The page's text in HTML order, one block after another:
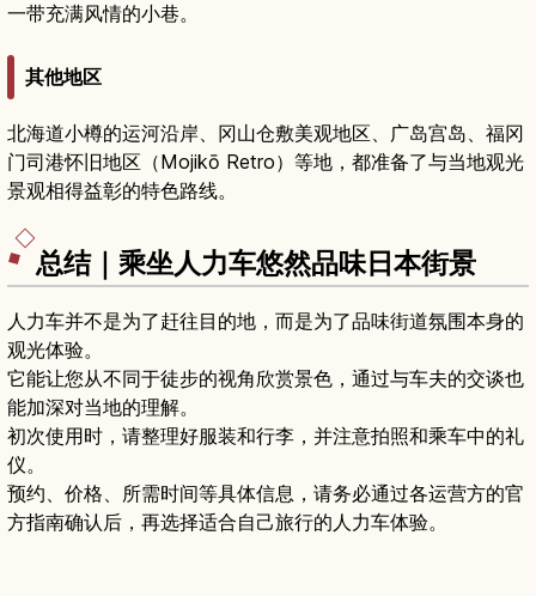
一带充满风情的小巷。
其他地区
北海道小樽的运河沿岸、冈山仓敷美观地区、广岛宫岛、福冈
门司港怀旧地区（Mojikō Retro）等地，都准备了与当地观光
景观相得益彰的特色路线。
总结｜乘坐人力车悠然品味日本街景
人力车并不是为了赶往目的地，而是为了品味街道氛围本身的
观光体验。
它能让您从不同于徒步的视角欣赏景色，通过与车夫的交谈也
能加深对当地的理解。
初次使用时，请整理好服装和行李，并注意拍照和乘车中的礼
仪。
预约、价格、所需时间等具体信息，请务必通过各运营方的官
方指南确认后，再选择适合自己旅行的人力车体验。